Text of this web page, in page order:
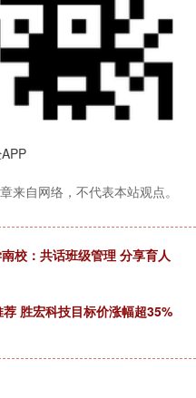
来自网络，不代表本站观点。
校：共话班级管理 分享育人
胜宏科技目标价涨幅超35%